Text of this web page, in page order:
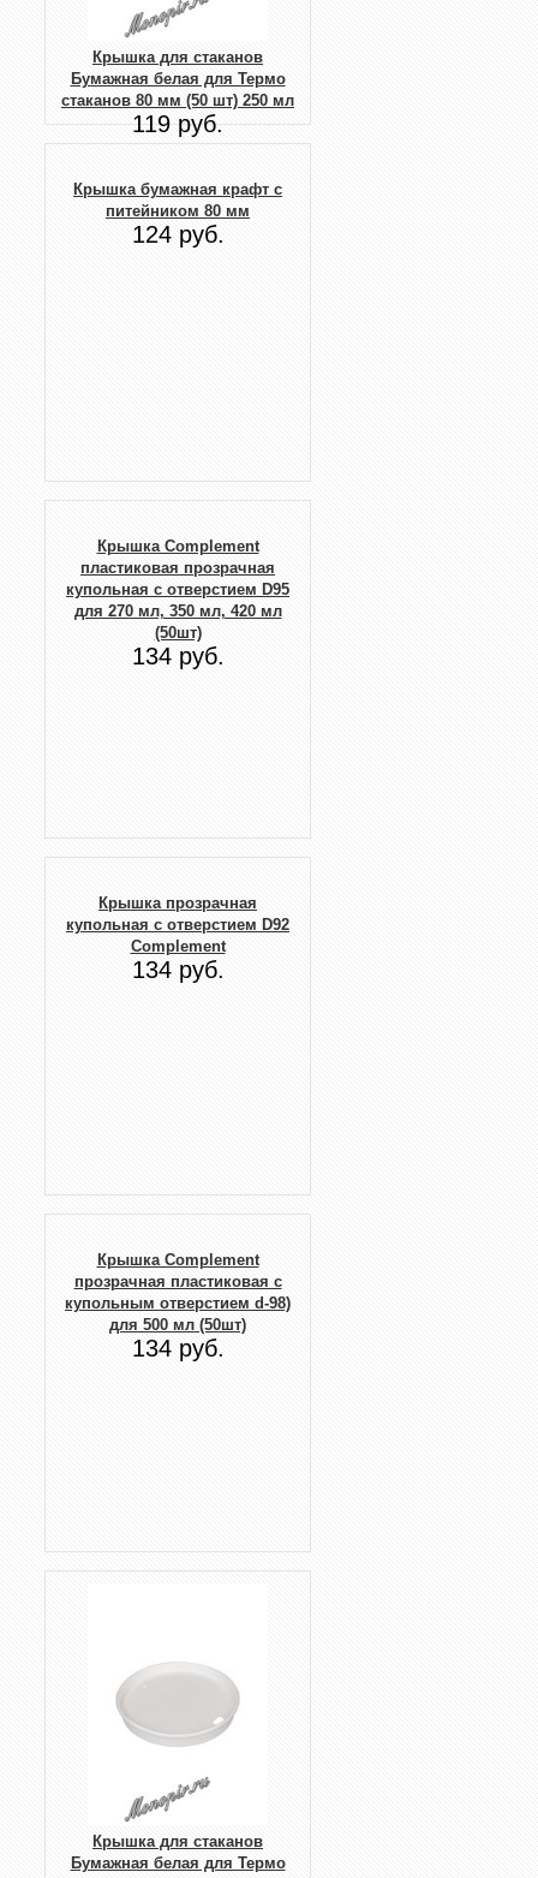
Крышка для стаканов
Бумажная белая для Термо
стаканов 80 мм (50 шт) 250 мл
119 руб.
Крышка бумажная крафт с
питейником 80 мм
124 руб.
Крышка Complement
пластиковая прозрачная
купольная с отверстием D95
для 270 мл, 350 мл, 420 мл
(50шт)
134 руб.
Крышка прозрачная
купольная с отверстием D92
Complement
134 руб.
Крышка Complement
прозрачная пластиковая с
купольным отверстием d-98)
для 500 мл (50шт)
134 руб.
Крышка для стаканов
Бумажная белая для Термо